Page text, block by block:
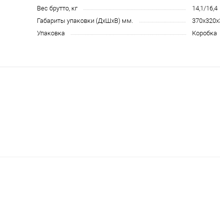
Вес брутто, кг
14,1/16,4
Габариты упаковки (ДхШхВ) мм.
Упаковка
Коробка